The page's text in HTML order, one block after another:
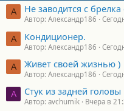
А Не заводится с
Автор: Александр186
А Кондиционер.
Автор: Александр186
А Живет своей жизнью )
Автор: Александр186
A Стук из задней головы
Автор: avchumik Вчера в